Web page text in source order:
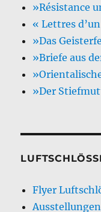
»Résistance
« Lettres
»Das
»Briefe aus
»Der
Flyer
Ausstellungen